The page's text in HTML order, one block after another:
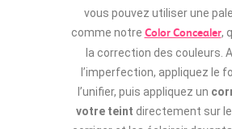
vous pouvez utiliser une
comme notre Color Concealer,
la correction des couleurs.
l’imperfection, appliquez le
l’unifier, puis appliquez un
votre teint directement sur